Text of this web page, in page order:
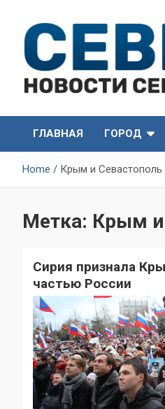
content
СевКор —
Севастополя
ГЛАВНАЯ
ГОРОД
Home Крым и Севастополь
Метка: Крым и
Сирия признала
частью России